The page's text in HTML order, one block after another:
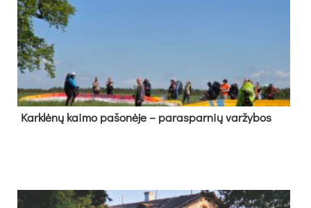
Kark­lė­nų kai­mo pa­šo­nė­je – pa­ras­par­nių var­žy­bos